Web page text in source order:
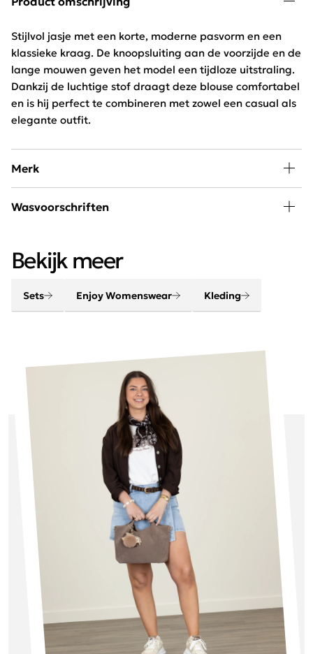
Stijlvol jasje met een korte, moderne pasvorm en een
klassieke kraag. De knoopsluiting aan de voorzijde en de
lange mouwen geven het model een tijdloze uitstraling.
Dankzij de luchtige stof draagt deze blouse comfortabel
en is hij perfect te combineren met zowel een casual als
elegante outfit.
Merk
In de collectie van Enjoy Womenswear vind je elk seizoen
aanvoer van nieuwe artikelen blijft dit merk constant
vernieuwend en on trend!
Wasvoorschriften
Bekijk meer
Sets Enjoy Womenswear Kleding